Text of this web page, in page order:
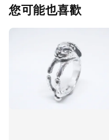
您可能也喜歡